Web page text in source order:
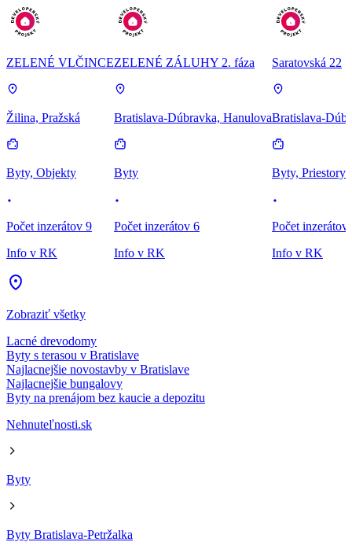
ZELENÉ VLČINCE
Žilina, Pražská
Byty, Objekty
Počet inzerátov 9
Info v RK
ZELENÉ ZÁLUHY 2. fáza
Bratislava-Dúbravka, Hanulova
Byty
Počet inzerátov 6
Info v RK
Saratovská 22
Bratislava-
Byty, Priestory
Počet inzerátov
Info v RK
Zobraziť všetky
Lacné drevodomy
Byty s terasou v Bratislave
Najlacnejšie novostavby v Bratislave
Najlacnejšie bungalovy
Byty na prenájom bez kaucie a depozitu
Nehnuteľnosti.sk
Byty
Byty Bratislava-Petržalka